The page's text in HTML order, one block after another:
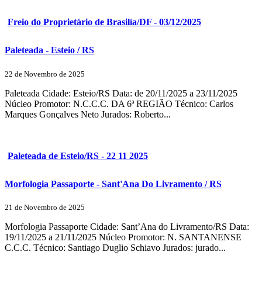
Freio do Proprietário de Brasilía/DF - 03/12/2025
Paleteada - Esteio / RS
22 de Novembro de 2025
Paleteada Cidade: Esteio/RS Data: de 20/11/2025 a 23/11/2025
Núcleo Promotor: N.C.C.C. DA 6ª REGIÃO Técnico: Carlos
Marques Gonçalves Neto Jurados: Roberto...
Paleteada de Esteio/RS - 22 11 2025
Morfologia Passaporte - Sant'Ana Do Livramento / RS
21 de Novembro de 2025
Morfologia Passaporte Cidade: Sant’Ana do Livramento/RS Data:
19/11/2025 a 21/11/2025 Núcleo Promotor: N. SANTANENSE
C.C.C. Técnico: Santiago Duglio Schiavo Jurados: jurado...